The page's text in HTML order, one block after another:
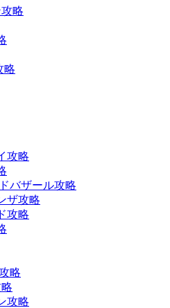
略
略
攻略
バザール攻略
ザ攻略
攻略
略
攻略